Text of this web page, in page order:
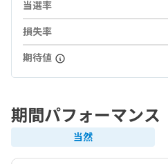
当選率
損失率
期待値
期間パフォーマンス
当然